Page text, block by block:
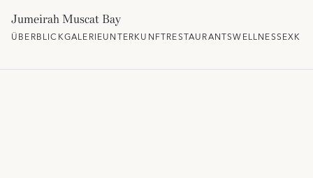
Jumeirah Muscat Bay
ÜBERBLICKGALERIEUNTERKUNFTRESTAURANTSWELLNESS